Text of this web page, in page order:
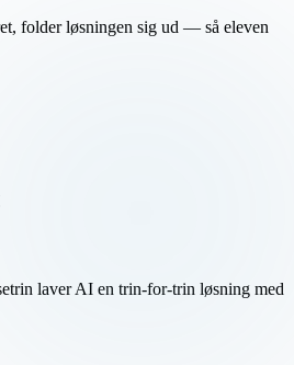
folder løsningen sig ud — så eleven
laver AI en trin-for-trin løsning med